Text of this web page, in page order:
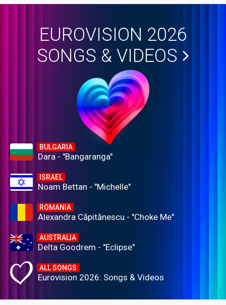
EUROVISION 2026
SONGS & VIDEOS
BULGARIA
Dara - "Bangaranga"
ISRAEL
Noam Bettan - "Michelle"
ROMANIA
Alexandra Căpitănescu - "Choke Me"
AUSTRALIA
Delta Goodrem - "Eclipse"
ALL SONGS
Eurovision 2026: Songs & Videos